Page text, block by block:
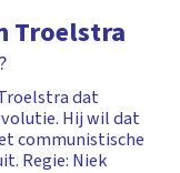
Troelstra
dat
Hij wil dat
communistische
Regie: Niek